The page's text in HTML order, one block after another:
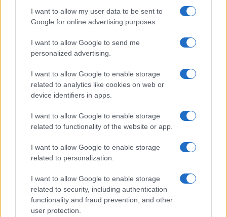
I want to allow my user data to be sent to
Google for online advertising purposes.
I want to allow Google to send me
personalized advertising.
I want to allow Google to enable storage
related to analytics like cookies on web or
device identifiers in apps.
I want to allow Google to enable storage
related to functionality of the website or app.
I want to allow Google to enable storage
related to personalization.
I want to allow Google to enable storage
related to security, including authentication
functionality and fraud prevention, and other
user protection.
A fuoco un deposito con bombole, intervento dei
vigili del fuoco a Rudalza
Maddalena, incendio a Monti d’à rena
Le previsioni meteo per il weekend a Olbia e in
Gallura
Michelle Hunziker in Gallura, bella anche dal
Calangianus, dopo le polemiche il centro
accoglienza minori chiude